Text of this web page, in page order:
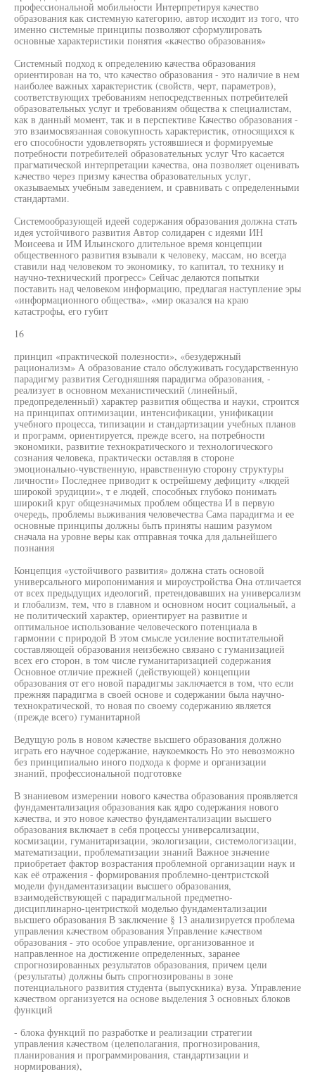
профессиональной мобильности Интерпретируя качество
образования как системную категорию, автор исходит из того, что
именно системные принципы позволяют сформулировать
основные характеристики понятия «качество образования»
Системный подход к определению качества образования
ориентирован на то, что качество образования - это наличие в нем
наиболее важных характеристик (свойств, черт, параметров),
соответствующих требованиям непосредственных потребителей
образовательных услуг и требованиям общества к специалистам,
как в данный момент, так и в перспективе Качество образования -
это взаимосвязанная совокупность характеристик, относящихся к
его способности удовлетворять устоявшиеся и формируемые
потребности потребителей образовательных услуг Что касается
прагматической интерпретации качества, она позволяет оценивать
качество через призму качества образовательных услуг,
оказываемых учебным заведением, и сравнивать с определенными
стандартами.
Системообразующей идеей содержания образования должна стать
идея устойчивого развития Автор солидарен с идеями ИН
Моисеева и ИМ Ильинского длительное время концепции
общественного развития взывали к человеку, массам, но всегда
ставили над человеком то экономику, то капитал, то технику и
научно-технический прогресс» Сейчас делаются попытки
поставить над человеком информацию, предлагая наступление эры
«информационного общества», «мир оказался на краю
катастрофы, его губит
16
принцип «практической полезности», «безудержный
рационализм» А образование стало обслуживать государственную
парадигму развития Сегодняшняя парадигма образования, -
реализует в основном механистический (линейный,
предопределенный) характер развития общества и науки, строится
на принципах оптимизации, интенсификации, унификации
учебного процесса, типизации и стандартизации учебных планов
и программ, ориентируется, прежде всего, на потребности
экономики, развитие технократического и технологического
сознания человека, практически оставляя в стороне
эмоционально-чувственную, нравственную сторону структуры
личности» Последнее приводит к острейшему дефициту «людей
широкой эрудиции», т е людей, способных глубоко понимать
широкий круг общезначимых проблем общества И в первую
очередь, проблемы выживания человечества Сама парадигма и ее
основные принципы должны быть приняты нашим разумом
сначала на уровне веры как отправная точка для дальнейшего
познания
Концепция «устойчивого развития» должна стать основой
универсального миропонимания и мироустройства Она отличается
от всех предыдущих идеологий, претендовавших на универсализм
и глобализм, тем, что в главном и основном носит социальный, а
не политический характер, ориентирует на развитие и
оптимальное использование человеческого потенциала в
гармонии с природой В этом смысле усиление воспитательной
составляющей образования неизбежно связано с гуманизацией
всех его сторон, в том числе гуманитаризацией содержания
Основное отличие прежней (действующей) концепции
образования от его новой парадигмы заключается в том, что если
прежняя парадигма в своей основе и содержании была научно-
технократической, то новая по своему содержанию является
(прежде всего) гуманитарной
Ведущую роль в новом качестве высшего образования должно
играть его научное содержание, наукоемкость Но это невозможно
без принципиально иного подхода к форме и организации
знаний, профессиональной подготовке
В знаниевом измерении нового качества образования проявляется
фундаментализация образования как ядро содержания нового
качества, и это новое качество фундаментализации высшего
образования включает в себя процессы универсализации,
космизации, гуманитаризации, экологизации, системологизации,
математизации, проблематизации знаний Важное значение
приобретает фактор возрастания проблемной организации наук и
как её отражения - формирования проблемно-центристской
модели фундаментазизации высшего образования,
взаимодействующей с парадигмальной предметно-
дисциплинарно-центристкой моделью фундаментализации
высшего образования В заключение § 13 анализируется проблема
управления качеством образования Управление качеством
образования - это особое управление, организованное и
направленное на достижение определенных, заранее
спрогнозированных результатов образования, причем цели
(результаты) должны быть спрогнозированы в зоне
потенциального развития студента (выпускника) вуза. Управление
качеством организуется на основе выделения 3 основных блоков
функций
- блока функций по разработке и реализации стратегии
управления качеством (целеполагания, прогнозирования,
планирования и программирования, стандартизации и
нормирования),